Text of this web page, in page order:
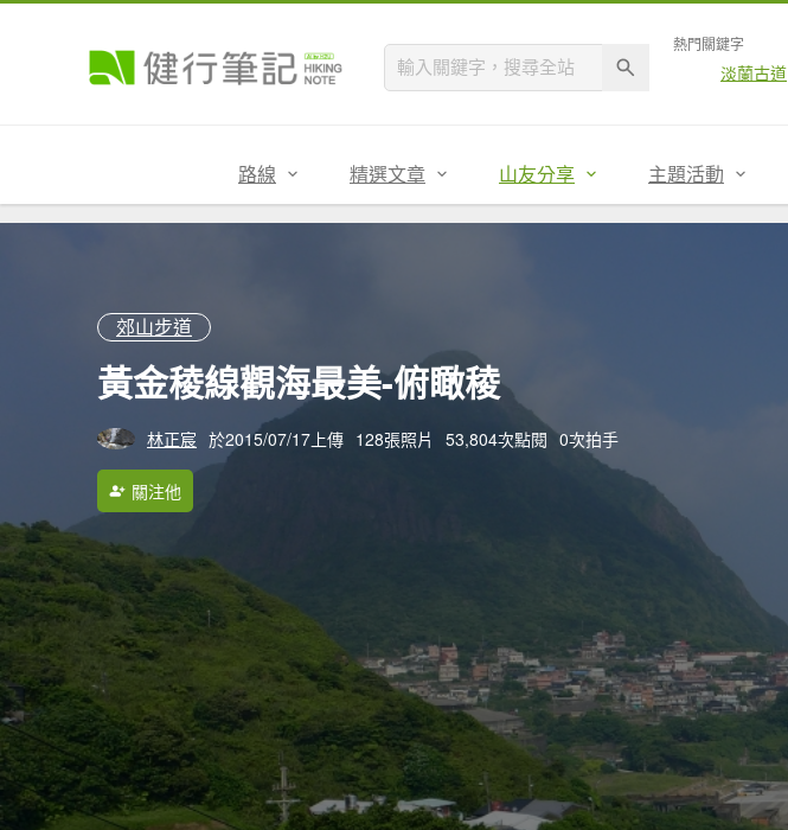
熱門關鍵字
淡蘭古道
路線 精選文章 山友分享 主題活動
郊山步道
黃金稜線觀海最美-俯瞰稜
林正宸 於2015/07/17上傳 128張照片 53,804次點閱 0次拍手
關注他